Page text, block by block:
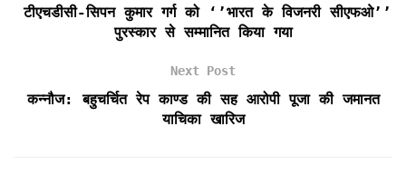
k
p
i
e
d
l
y
टीएचडीसी-सिपन कुमार गर्ग को ‘’भारत के विजनरी सीएफओ’’
पुरस्कार से सम्मानित किया गया
Next Post
कन्नौज: बहुचर्चित रेप काण्ड की सह आरोपी पूजा की जमानत
याचिका खारिज